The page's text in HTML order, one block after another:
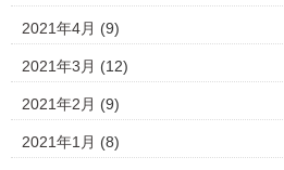
2021年4月 (9)
2021年3月 (12)
2021年2月 (9)
2021年1月 (8)